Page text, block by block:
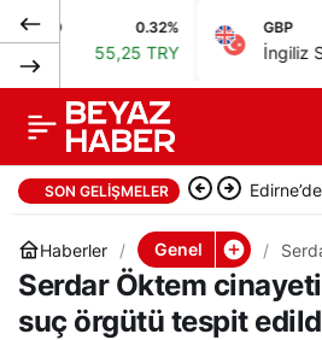
55,25 TRY
GBP
İngiliz Sterlini
SON GELIŞMELER AK
kuracak
Haberler Genel
Serdar Öktem
suç örgütü tespit
İnan Güney, İlk Defa
Mahkeme Önüne
Çıkıyor